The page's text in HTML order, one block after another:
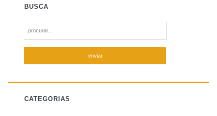
BUSCA
e
h
fCATEGORIAS